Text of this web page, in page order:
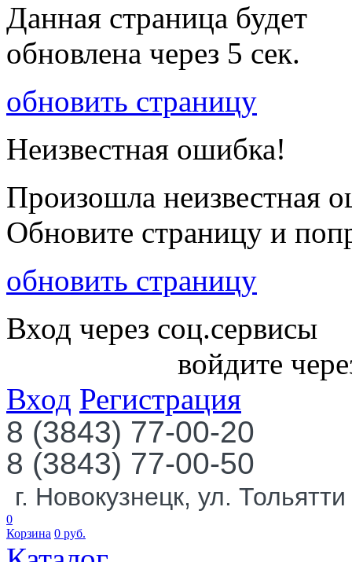
Данная страница будет
обновлена через 5 сек.
обновить страницу
Неизвестная ошибка!
Произошла неизвестная
Обновите страницу и
обновить страницу
Вход через соц.сервисы
войдите
Вход Регистрация
8 (3843) 77-00-20
8 (3843) 77-00-50
г. Новокузнецк, ул.
0
Корзина 0 руб.